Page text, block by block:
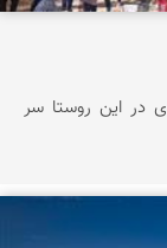
در این روستا سر